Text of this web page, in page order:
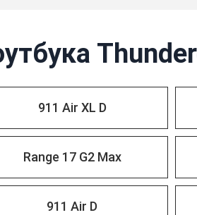
911 Air XL D
Range 17 G2 Max
911 Air D